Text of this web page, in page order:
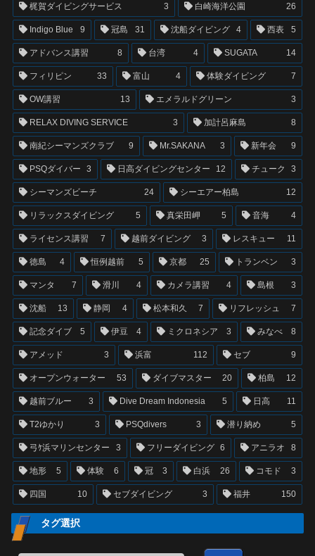
梶賀ダイビングサービス 3 白崎海洋公園 26
Indigo Blue 9 冠島 31 沈船ダイビング 4 西表 5
アドバンス講習 8 台湾 4 SUGATA 14
フィリピン 33 富山 4 体験ダイビング 7
OW講習 13 エメラルドグリーン 3
RELAX DIVING SERVICE 3 加計呂麻島 8
南紀シーマンズクラブ 9 Mr.SAKANA 3 新年会 9
PSQダイバー 3 日高ダイビングセンター 12 チューク 3
シーマンズビーチ 24 シーエアー柏島 12
リラックスダイビング 5 真栄田岬 5 音海 4
ライセンス講習 7 越前ダイビング 3 レスキュー 11
徳島 4 恒例越前 5 京都 25 トランベン 3
マンタ 7 滑川 4 カメラ講習 4 島根 3
沈船 13 静岡 4 松本和久 7 リフレッシュ 7
記念ダイブ 5 伊豆 4 ミクロネシア 3 みなべ 8
アメッド 3 浜富 112 セブ 9
オープンウォーター 53 ダイブマスター 20 柏島 12
越前ブルー 3 Dive Dream Indonesia 5 日高 11
T2ゆかり 3 PSQdivers 3 潜り納め 5
弓ｹ浜マリンセンター 3 フリーダイビング 6 アニラオ 8
地形 5 体験 6 冠 3 白浜 26 コモド 3
四国 10 セブダイビング 3 福井 150
タグ選択